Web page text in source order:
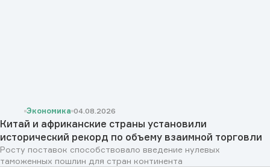
Экономика 04.08.2026
Китай и африканские страны установили
исторический рекорд по объему взаимной торговли
Росту поставок способствовало введение нулевых
таможенных пошлин для стран континента